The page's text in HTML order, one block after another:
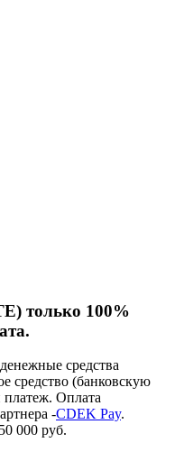
только 100%
средства
средство (банковскую
платеж. Оплата
-CDEK Pay.
000 руб.